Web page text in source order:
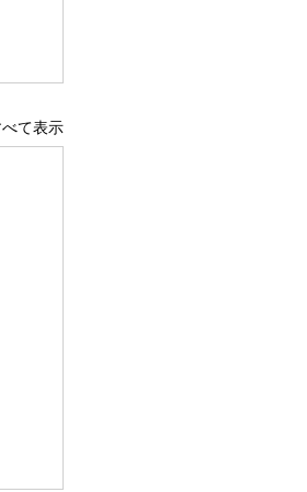
て表示